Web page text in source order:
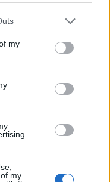
one or more Google
You may click to
third-party tags to
in below Google
my
my
et akkor már
és
nem a
a